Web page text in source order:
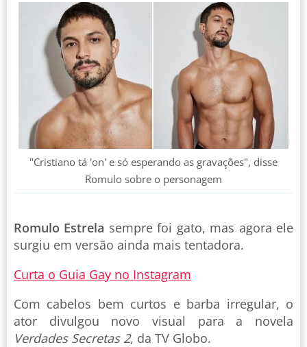
"Cristiano tá 'on' e só esperando as gravações", disse
Romulo sobre o personagem
Romulo Estrela sempre foi gato, mas agora ele
surgiu em versão ainda mais tentadora.
Curta o Guia Gay no Instagram
Com cabelos bem curtos e barba irregular, o
ator divulgou novo visual para a novela
Verdades Secretas 2, da TV Globo.